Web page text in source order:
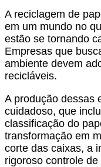
A reciclagem de
em um mundo no
estão se tornando
Empresas que
ambiente devem
recicláveis.
A produção dessas
cuidadoso, que
classificação do
transformação em
corte das caixas, a
rigoroso controle de